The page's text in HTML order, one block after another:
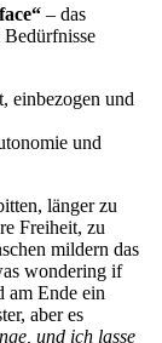
– das
einbezogen und
und
länger zu
Freiheit, zu
mildern das
wondering if
am Ende ein
aber es
und ich lasse